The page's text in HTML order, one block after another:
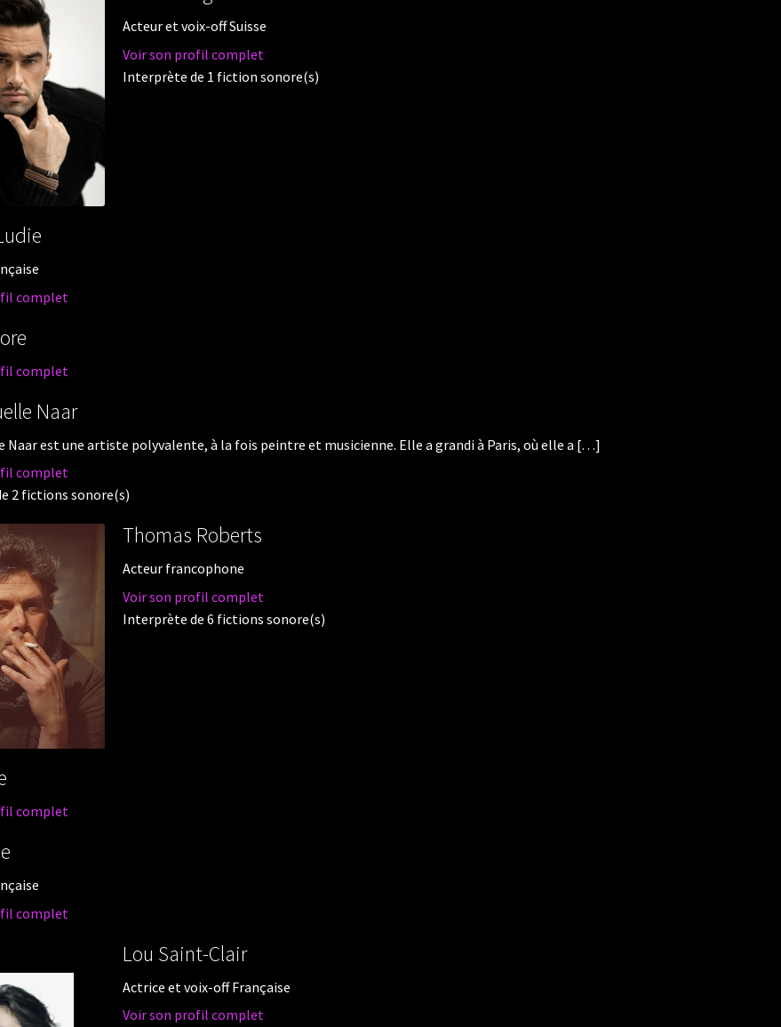
Acteur et voix-off Suisse
Voir son profil complet
Interprète de 1 fiction sonore(s)
complet
complet
Naar
Naar est une artiste polyvalente, à la fois peintre et musicienne. Elle a grandi à Paris, où elle a […]
complet
2 fictions sonore(s)
Thomas Roberts
Acteur francophone
Voir son profil complet
Interprète de 6 fictions sonore(s)
complet
complet
Lou Saint-Clair
Actrice et voix-off Française
Voir son profil complet